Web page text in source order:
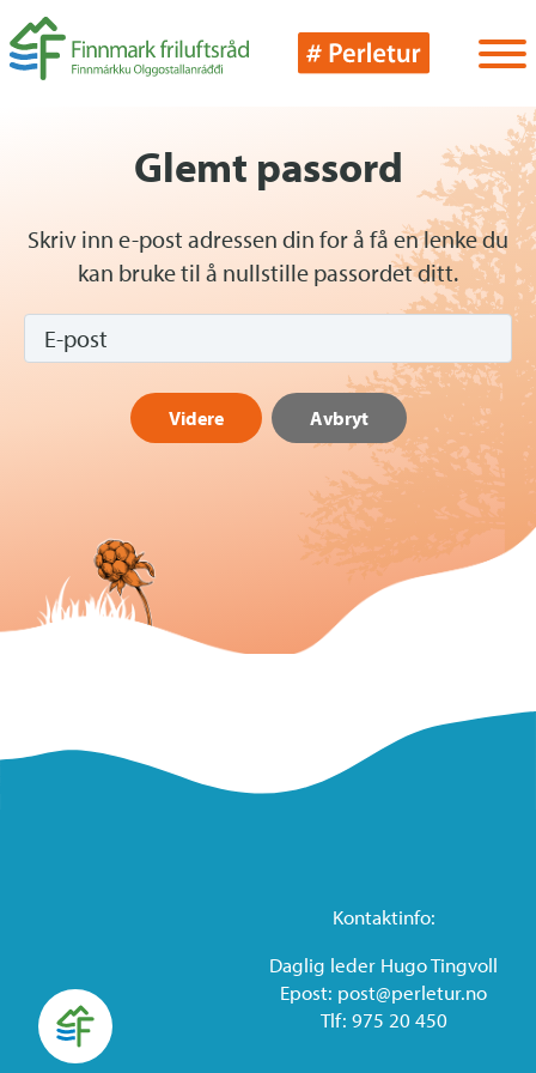
Glemt passord
Skriv inn e-post adressen din for å få en lenke du
kan bruke til å nullstille passordet ditt.
Kontaktinfo:
Daglig leder Hugo Tingvoll
Epost: post@perletur.no
Tlf: 975 20 450